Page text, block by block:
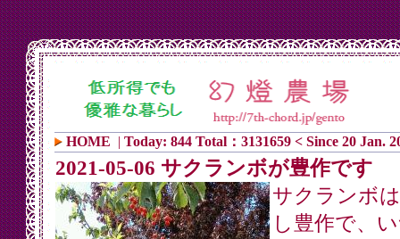
HOME | Today: 844 Total：3131659 < Since 20 Jan.
2021-05-06 サクランボが豊作です
サクランボ
し豊作で、